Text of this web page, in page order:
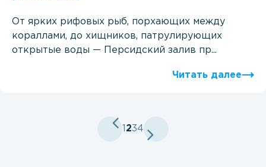
От ярких рифовых рыб, порхающих между
кораллами, до хищников, патрулирующих
открытые воды — Персидский залив пр...
Читать далее
234